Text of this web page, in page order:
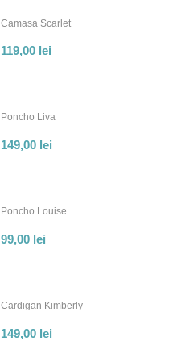
Camasa Scarlet
119,00 lei
Poncho Liva
149,00 lei
Poncho Louise
99,00 lei
Cardigan Kimberly
149,00 lei